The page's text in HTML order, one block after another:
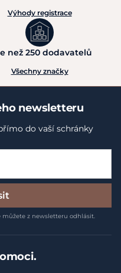
Výhody registrace
než 250 dodavatelů
Všechny značky
newsletteru
do vaší schránky
můžete z newsletteru odhlásit.